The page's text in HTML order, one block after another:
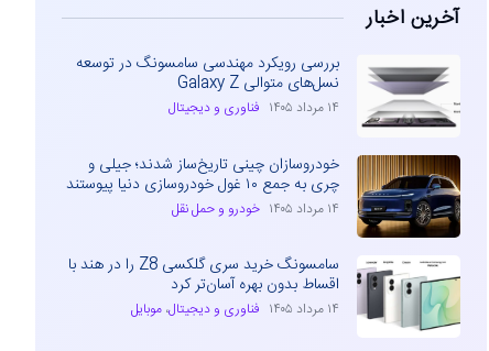
آخرین اخبار
بررسی رویکرد مهندسی سامسونگ در توسعه
نسل‌های متوالی Galaxy Z
۱۴ مرداد ۱۴۰۵ فناوری و دیجیتال
خودروسازان چینی تاریخ‌ساز شدند؛ جیلی و
چری به جمع ۱۰ غول خودروسازی دنیا پیوستند
۱۴ مرداد ۱۴۰۵ خودرو و حمل نقل
سامسونگ خرید سری گلکسی Z8 را در هند با
اقساط بدون بهره آسان‌تر کرد
۱۴ مرداد ۱۴۰۵ فناوری و دیجیتال،موبایل